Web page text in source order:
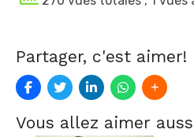
Partager, c'est aimer!
Vous allez aimer